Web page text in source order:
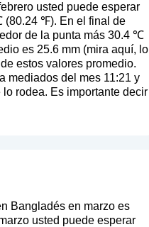
usted puede esperar
(80.24 ℉). En el final de
de la punta más 30.4 ℃
es 25.6 mm (mira aquí, lo
estos valores promedio.
mediados del mes 11:21 y
rodea. Es importante decir
Bangladés en marzo es
usted puede esperar